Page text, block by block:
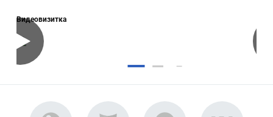
Видеовизитка